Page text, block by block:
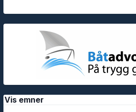
Vis emner